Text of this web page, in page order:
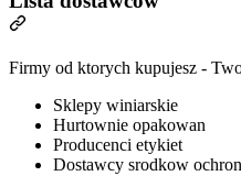
Firmy od ktorych kupujesz -
Sklepy winiarskie
Hurtownie opakowan
Producenci etykiet
Dostawcy srodkow